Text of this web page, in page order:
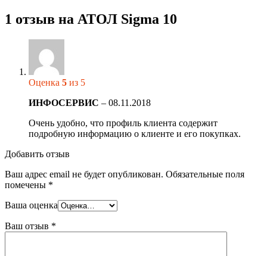
1 отзыв на АТОЛ Sigma 10
Оценка 5 из 5
ИНФОСЕРВИС – 08.11.2018
Очень удобно, что профиль клиента содержит
подробную информацию о клиенте и его покупках.
Добавить отзыв
Ваш адрес email не будет опубликован. Обязательные поля
помечены *
Ваша оценка
Ваш отзыв *